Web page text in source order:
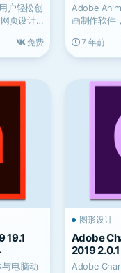
户轻松创
页设计
免费
Adobe
画制作软件
7 年前
19.1
电脑动
图形设计
Adobe
2019
件
Adobe